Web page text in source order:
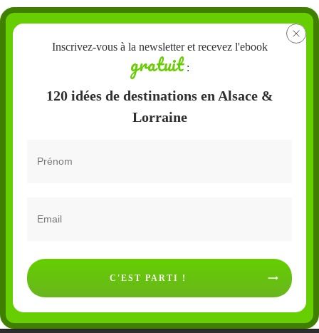
Inscrivez-vous à la newsletter et recevez l'ebook
gratuit:
120 idées de destinations en Alsace &
Lorraine
C'EST PARTI !